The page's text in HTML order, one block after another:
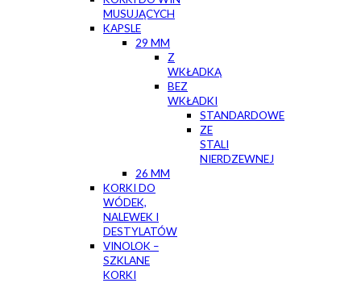
MUSUJĄCYCH
KAPSLE
29 MM
Z
WKŁADKĄ
BEZ
WKŁADKI
STANDARDOWE
ZE
STALI
NIERDZEWNEJ
26 MM
KORKI DO
WÓDEK,
NALEWEK I
DESTYLATÓW
VINOLOK –
SZKLANE
KORKI